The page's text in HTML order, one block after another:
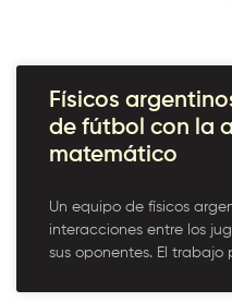
Físicos
de fútbol con la
matemático
Un equipo de físicos
interacciones entre los
sus oponentes. El trabajo